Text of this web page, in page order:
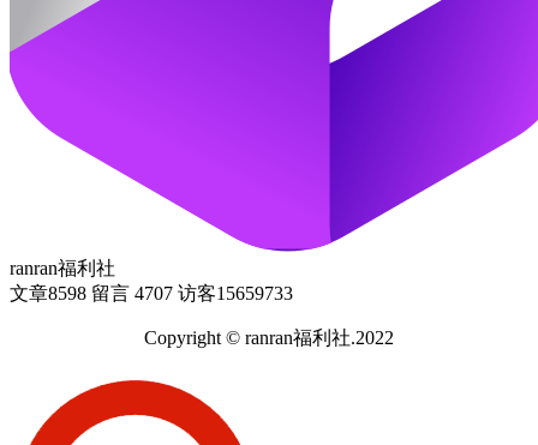
ranran福利社
文章8598 留言 4707 访客15659733
Copyright © ranran福利社.2022